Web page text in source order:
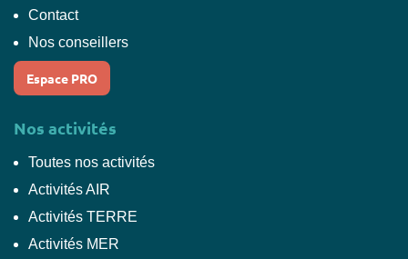
Contact
Nos conseillers
Espace PRO
Nos activités
Toutes nos activités
Activités AIR
Activités TERRE
Activités MER